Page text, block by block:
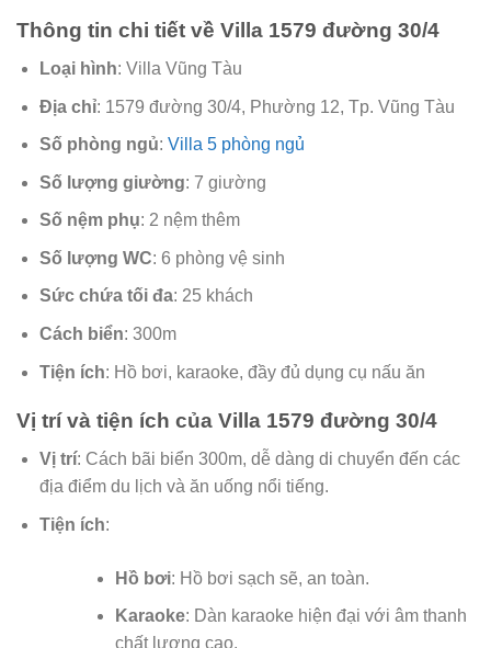
Thông tin chi tiết về Villa 1579 đường 30/4
Loại hình: Villa Vũng Tàu
Địa chỉ: 1579 đường 30/4, Phường 12, Tp. Vũng Tàu
Số phòng ngủ: Villa 5 phòng ngủ
Số lượng giường: 7 giường
Số nệm phụ: 2 nệm thêm
Số lượng WC: 6 phòng vệ sinh
Sức chứa tối đa: 25 khách
Cách biển: 300m
Tiện ích: Hồ bơi, karaoke, đầy đủ dụng cụ nấu ăn
Vị trí và tiện ích của Villa 1579 đường 30/4
Vị trí: Cách bãi biển 300m, dễ dàng di chuyển đến các
địa điểm du lịch và ăn uống nổi tiếng.
Tiện ích:
Hồ bơi: Hồ bơi sạch sẽ, an toàn.
Karaoke: Dàn karaoke hiện đại với âm thanh
chất lượng cao.